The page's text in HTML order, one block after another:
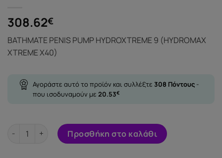
308.62€
BATHMATE PENIS PUMP HYDROXTREME 9 (HYDROMAX
XTREME X40)
Αγοράστε αυτό το προϊόν και συλλέξτε 308 Πόντους -
που ισοδυναμούν με 20.53€
BATHMATE PENIS PUMP HYDROXTREME 9 (HYDROMAX
Προσθήκη στο καλάθι